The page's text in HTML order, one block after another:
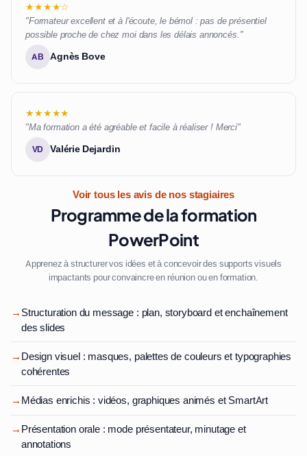
★★★★☆
"Formateur excellent et à l'écoute, le bémol : pas de présentiel
possible proche de chez moi dans les délais annoncés."
AB Agnès Bove
★★★★★
"Ma formation a été agréable et facile à réaliser ! Merci"
VD Valérie Dejardin
Voir tous les avis de nos stagiaires
Programme de la formation
PowerPoint
Apprenez à structurer vos idées et à concevoir des supports visuels
impactants pour convaincre en réunion ou en formation.
→ Structuration du message : plan, storyboard et enchaînement
des slides
→ Design visuel : masques, palettes de couleurs et typographies
cohérentes
→ Médias enrichis : vidéos, graphiques animés et SmartArt
→ Présentation orale : mode présentateur, minutage et
annotations